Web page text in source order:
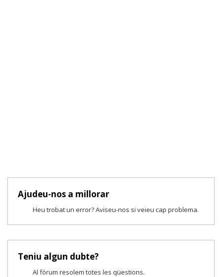
Ajudeu-nos a millorar
Heu trobat un error? Aviseu-nos si veieu cap problema.
Teniu algun dubte?
Al fòrum resolem totes les qüestions.